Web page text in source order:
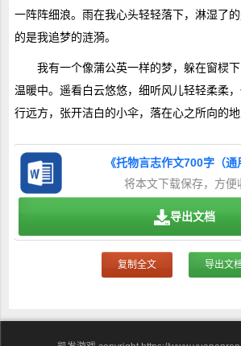
一阵阵细浪。雨在我心头轻轻落下，淋湿了
的是我追梦的涟漪。
我有一个像蒲公英一样的梦，躲在窗棂
温暖中。遥看白云悠悠，细听风儿轻轻柔柔
行远方，张开洁白的小伞，落在心之所向的地
《托物言志作文700字（
将本文下载保存，方便
导出文档
复制全文 导出文